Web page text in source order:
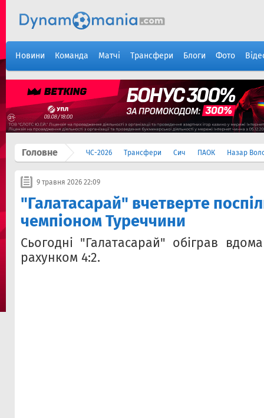
Новини Команда Матчі Трансфери Блоги Фото
Головне ЧС-2026 Трансфери Сич ПАОК Назар
9 травня 2026 22:09
"Галатасарай" вчетверте
чемпіоном Туреччини
Сьогодні "Галатасарай" обіграв
рахунком 4:2.